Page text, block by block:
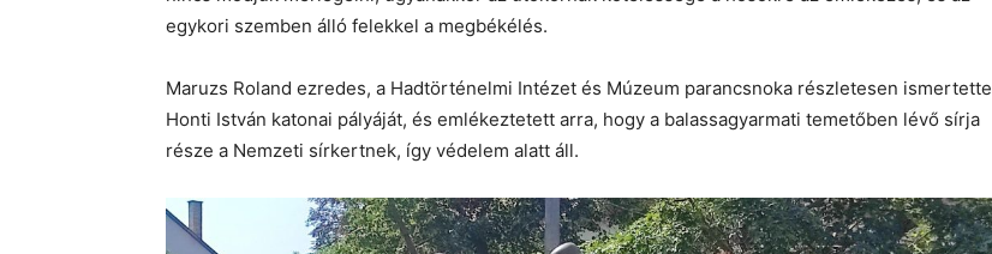
egykori szemben álló felekkel a megbékélés.
Maruzs Roland ezredes, a Hadtörténelmi Intézet és Múzeum parancsnoka részletesen ismertette
Honti István katonai pályáját, és emlékeztetett arra, hogy a balassagyarmati temetőben lévő sírja
része a Nemzeti sírkertnek, így védelem alatt áll.